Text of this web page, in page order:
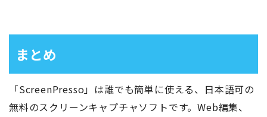
まとめ
「ScreenPresso」は誰でも簡単に使える、日本語可の
無料のスクリーンキャプチャソフトです。Web編集、